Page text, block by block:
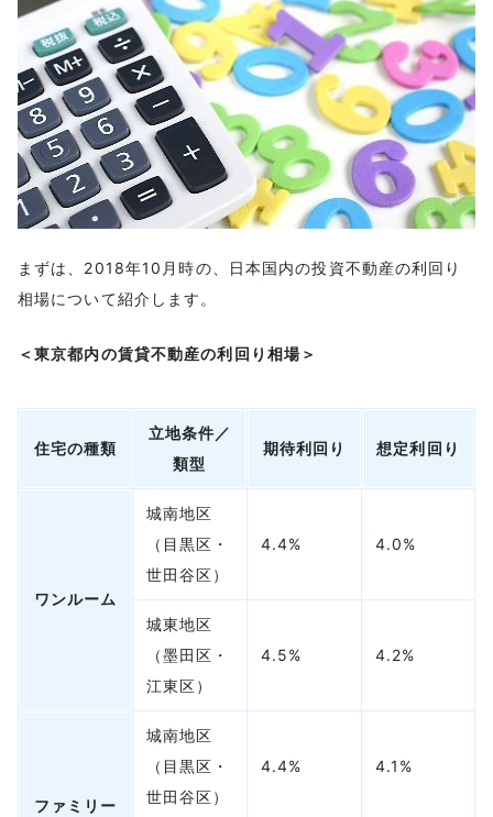
妥当な利回りの範囲
利回りを左右する要因
押さえておきたいキャッシュフロー
不動産投資の収益をシミュレーションする方法
収益シミュレーションに必要な数字
想定しておきたい複数のシナリオ
利回りだけじゃダメ！物件購入時に見るべきポイント
構造
大規模修繕履歴・修繕積立金について
節税のために押さえておきたい法人化のこと
控除の範囲が広がる
所得を分散できる
法人税率を活用できる
贈与税・相続税を軽減できる
融資が受けやすくなる
法人化するボーダー
まとめ
まずは、2018年10月時の、日本国内の投資不動産の利回り
相場について紹介します。
＜東京都内の賃貸不動産の利回り相場＞
住宅の種類
立地条件／
類型
期待利回り 想定利回り
ワンルーム
城南地区
（目黒区・
世田谷区）
4.4% 4.0%
城東地区
（墨田区・
江東区）
4.5% 4.2%
ファミリー
城南地区
（目黒区・
世田谷区）
4.4% 4.1%